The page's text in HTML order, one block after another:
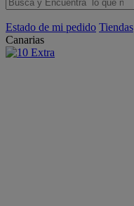
Estado de mi pedido Tiendas
Canarias